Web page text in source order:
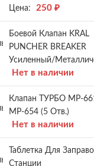
Цена:
250 ₽
Боевой Клапан KRAL
PUNCHER BREAKER
Усиленный/
Нет в наличии
Клапан ТУРБО МР-
МР-654 (5 Отв.)
Нет в наличии
Таблетка Для
Станции